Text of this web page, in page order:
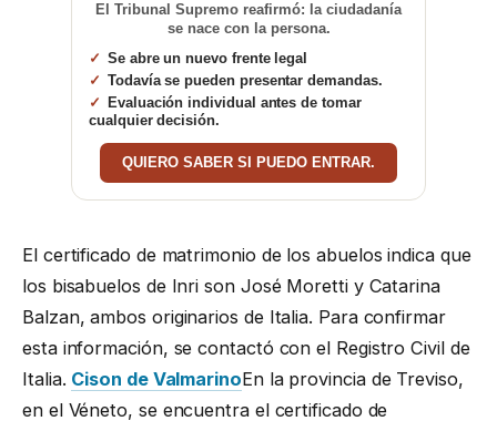
El Tribunal Supremo reafirmó: la ciudadanía
se nace con la persona.
Se abre un nuevo frente legal
Todavía se pueden presentar demandas.
Evaluación individual antes de tomar
cualquier decisión.
QUIERO SABER SI PUEDO ENTRAR.
El certificado de matrimonio de los abuelos indica que
los bisabuelos de Inri son José Moretti y Catarina
Balzan, ambos originarios de Italia. Para confirmar
esta información, se contactó con el Registro Civil de
Italia. Cison de ValmarinoEn la provincia de Treviso,
en el Véneto, se encuentra el certificado de